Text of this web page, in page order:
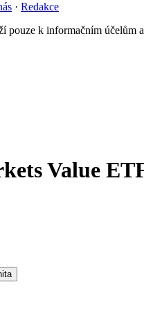
· Redakce
pouze k informačním účelům
Value